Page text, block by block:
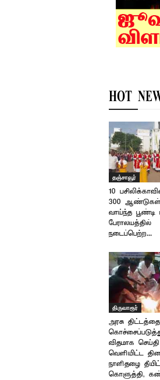
HOT
தஞ்சாவூர்
10
300
வாய்ந்த பூண்டி
பேராலயத்தில்
நடைப்பெற்ற...
திருவாரூர்
அரசு திட்டத்தை
விதமாக செய்தி
வெளியிட்ட
நாளிதழை
கொளுத்தி,